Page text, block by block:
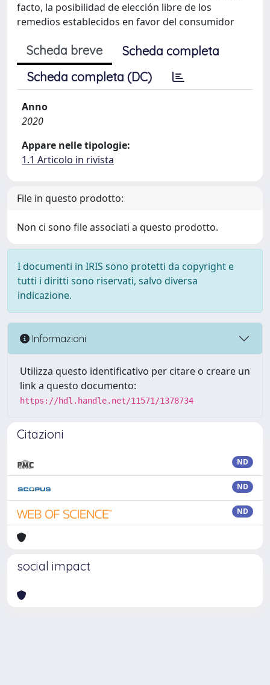
facto, la posibilidad de elección libre de los
remedios establecidos en favor del consumidor
Scheda breve
Scheda completa
Scheda completa (DC)
Anno
2020
Appare nelle tipologie:
1.1 Articolo in rivista
File in questo prodotto:
Non ci sono file associati a questo prodotto.
I documenti in IRIS sono protetti da copyright e
tutti i diritti sono riservati, salvo diversa
indicazione.
Informazioni
Utilizza questo identificativo per citare o creare un
link a questo documento:
https://hdl.handle.net/11571/1378734
Citazioni
ND
ND
ND
social impact